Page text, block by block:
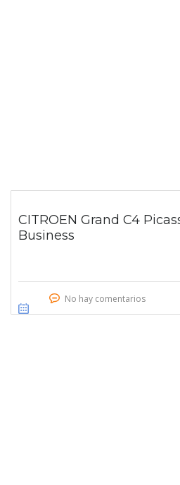
CITROEN Grand C4
Business
No hay comentarios